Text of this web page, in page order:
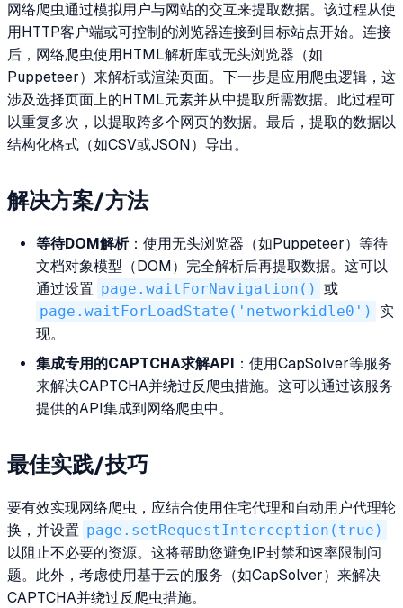
网络爬虫通过模拟用户与网站的交互来提取数据。该过程从使
用HTTP客户端或可控制的浏览器连接到目标站点开始。连接
后，网络爬虫使用HTML解析库或无头浏览器（如
Puppeteer）来解析或渲染页面。下一步是应用爬虫逻辑，这
涉及选择页面上的HTML元素并从中提取所需数据。此过程可
以重复多次，以提取跨多个网页的数据。最后，提取的数据以
结构化格式（如CSV或JSON）导出。
解决方案/方法
等待DOM解析：使用无头浏览器（如Puppeteer）等待
文档对象模型（DOM）完全解析后再提取数据。这可以
通过设置 page.waitForNavigation() 或
page.waitForLoadState('networkidle0')
实
现。
集成专用的CAPTCHA求解API
：使用CapSolver等服务
来解决CAPTCHA并绕过反爬虫措施。这可以通过该服务
提供的API集成到网络爬虫中。
最佳实践/技巧
要有效实现网络爬虫，应结合使用住宅代理和自动用户代理轮
换，并设置 page.setRequestInterception(true)
以阻止不必要的资源。这将帮助您避免IP封禁和速率限制问
题。此外，考虑使用基于云的服务（如CapSolver）来解决
CAPTCHA并绕过反爬虫措施。